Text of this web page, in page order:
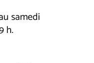
samedi
h.